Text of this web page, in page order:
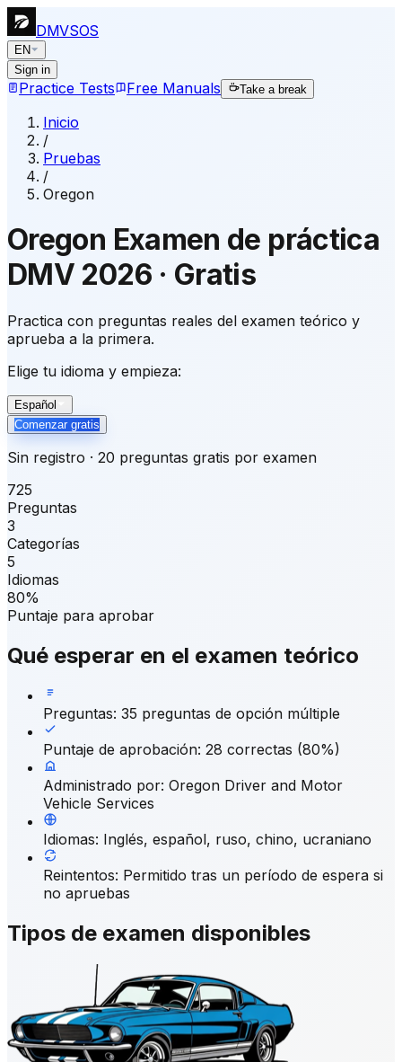
DMVSOS
EN
Sign in
Practice Tests Free Manuals Take a break
Inicio
/
Pruebas
/
Oregon
Oregon Examen de práctica
DMV 2026· Gratis
Practica con preguntas reales del examen teórico y
aprueba a la primera.
Elige tu idioma y empieza:
Español
Comenzar gratis
Sin registro · 20 preguntas gratis por examen
725
Preguntas
3
Categorías
5
Idiomas
80%
Puntaje para aprobar
Qué esperar en el examen teórico
Preguntas: 35 preguntas de opción múltiple
Puntaje de aprobación: 28 correctas (80%)
Administrado por: Oregon Driver and Motor
Vehicle Services
Idiomas: Inglés, español, ruso, chino, ucraniano
Reintentos: Permitido tras un período de espera si
no apruebas
Tipos de examen disponibles